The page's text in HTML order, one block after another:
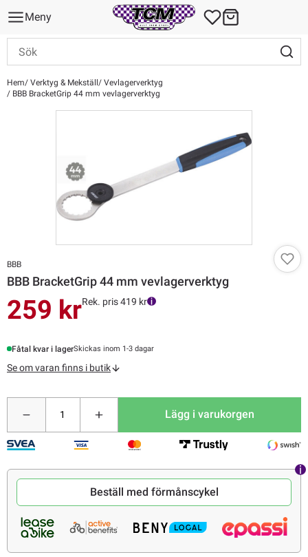
Meny
Hem Verktyg & Mekställ
Vevlagerverktyg
BBB BracketGrip 44 mm vevlagerverktyg
BBB
BBB BracketGrip 44 mm vevlagerverktyg
259 krRek. pris 419 kr
Fåtal kvar i lagerSkickas inom 1-3 dagar
Se om varan finns i butik
Lägg i varukorgen
Beställ med förmånscykel